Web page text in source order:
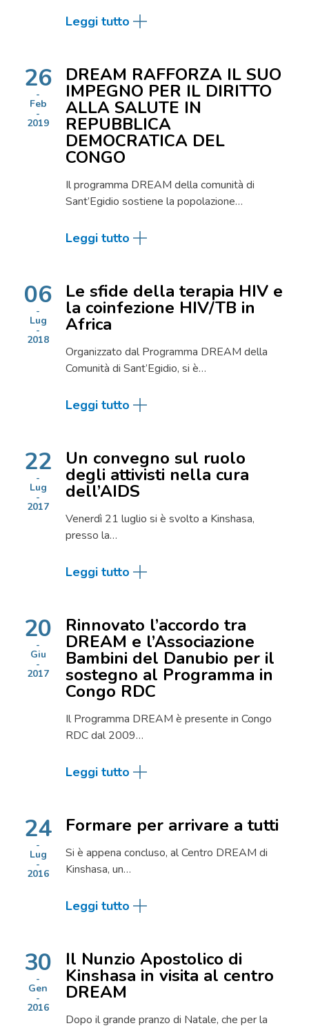
Leggi tutto
26
Feb
2019
DREAM RAFFORZA IL SUO
IMPEGNO PER IL DIRITTO
ALLA SALUTE IN
REPUBBLICA
DEMOCRATICA DEL
CONGO
Il programma DREAM della comunità di
Sant’Egidio sostiene la popolazione…
Leggi tutto
06
Lug
2018
Le sfide della terapia HIV e
la coinfezione HIV/TB in
Africa
Organizzato dal Programma DREAM della
Comunità di Sant’Egidio, si è…
Leggi tutto
22
Lug
2017
Un convegno sul ruolo
degli attivisti nella cura
dell’AIDS
Venerdì 21 luglio si è svolto a Kinshasa,
presso la…
Leggi tutto
20
Giu
2017
Rinnovato l’accordo tra
DREAM e l’Associazione
Bambini del Danubio per il
sostegno al Programma in
Congo RDC
Il Programma DREAM è presente in Congo
RDC dal 2009…
Leggi tutto
24
Lug
2016
Formare per arrivare a tutti
Si è appena concluso, al Centro DREAM di
Kinshasa, un…
Leggi tutto
30
Gen
2016
Il Nunzio Apostolico di
Kinshasa in visita al centro
DREAM
Dopo il grande pranzo di Natale, che per la